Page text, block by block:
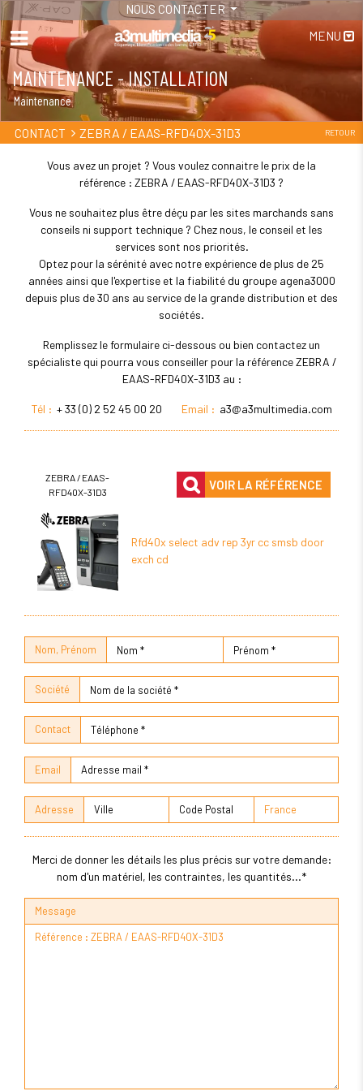
NOUS CONTACTER
MENU
MAINTENANCE - INSTALLATION
Maintenance
CONTACT ZEBRA / EAAS-RFD40X-31D3 RETOUR
Vous avez un projet ? Vous voulez connaitre le prix de la
référence : ZEBRA / EAAS-RFD40X-31D3 ?
Vous ne souhaitez plus être déçu par les sites marchands sans
conseils ni support technique ? Chez nous, le conseil et les
services sont nos priorités.
Optez pour la sérénité avec notre expérience de plus de 25
années ainsi que l'expertise et la fiabilité du groupe agena3000
depuis plus de 30 ans au service de la grande distribution et des
sociétés.
Remplissez le formulaire ci-dessous ou bien contactez un
spécialiste qui pourra vous conseiller pour la référence ZEBRA /
EAAS-RFD40X-31D3 au :
Tél : + 33 (0) 2 52 45 00 20 Email : a3@a3multimedia.com
ZEBRA / EAAS-
RFD40X-31D3
VOIR LA RÉFÉRENCE
Rfd40x select adv rep 3yr cc smsb door
exch cd
Nom, Prénom
Société
Contact
Email
Adresse
Merci de donner les détails les plus précis sur votre demande:
nom d'un matériel, les contraintes, les quantités...*
Message